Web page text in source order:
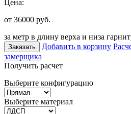
Цена:
от 36000 руб.
за метр в длину верха и низа
Заказать Добавить в корзину
замерщика
Получить расчет
Выберите конфигурацию
Выберите материал